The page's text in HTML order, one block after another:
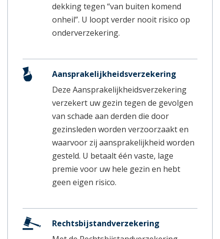
dekking tegen “van buiten komend
onheil”. U loopt verder nooit risico op
onderverzekering.
Aansprakelijkheidsverzekering
Deze Aansprakelijkheidsverzekering
verzekert uw gezin tegen de gevolgen
van schade aan derden die door
gezinsleden worden verzoorzaakt en
waarvoor zij aansprakelijkheid worden
gesteld. U betaalt één vaste, lage
premie voor uw hele gezin en hebt
geen eigen risico.
Rechtsbijstandverzekering